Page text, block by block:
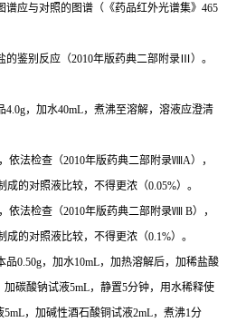
谱应与对照的图谱（《药品红外光谱集》465
的鉴别反应（2010年版药典二部附录Ⅲ）。
4.0g，加水40mL，煮沸至溶解，溶液应澄清
依法检查（2010年版药典二部附录ⅧA），
成的对照液比较，不得更浓（0.05%）。
依法检查（2010年版药典二部附录Ⅷ B），
成的对照液比较，不得更浓（0.1%）。
品0.50g，加水10mL，加热溶解后，加稀盐酸
加碳酸钠试液5mL，静置5分钟，用水稀释使
5mL，加碱性酒石酸铜试液2mL，煮沸1分